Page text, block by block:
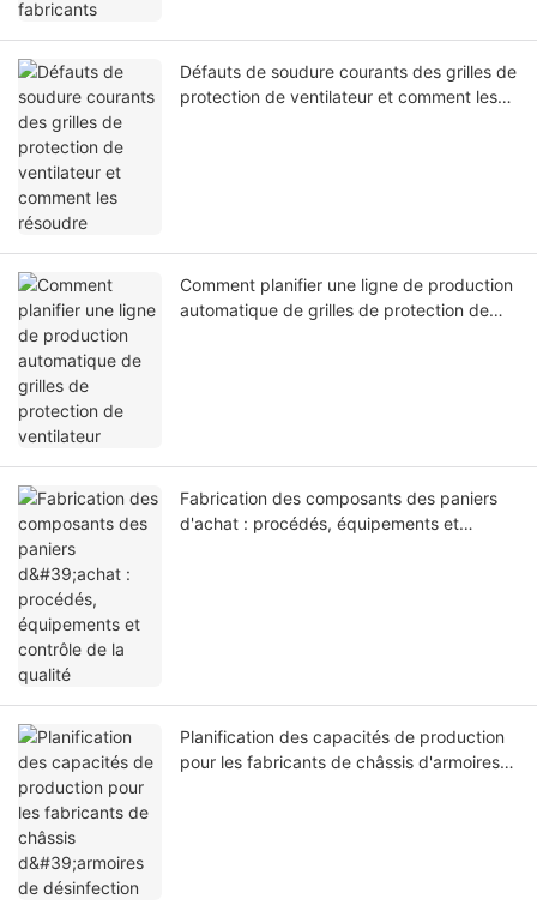
Défauts de soudure courants des grilles de
protection de ventilateur et comment les
Comment planifier une ligne de production
automatique de grilles de protection de
Fabrication des composants des paniers
d'achat : procédés, équipements et
Planification des capacités de production
pour les fabricants de châssis d'armoires